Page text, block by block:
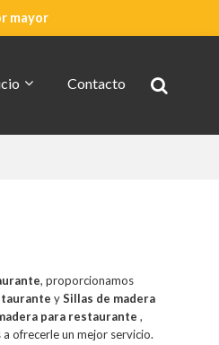
mayor
Contacto
, proporcionamos
ySillas de madera
para restaurante ,
ofrecerle un mejor servicio.